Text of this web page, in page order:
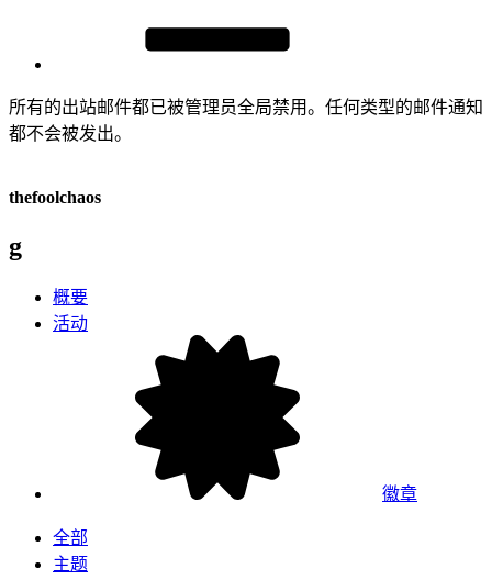
所有的出站邮件都已被管理员全局禁用。任何类型的邮件通知
都不会被发出。
thefoolchaos
g
概要
活动
徽章
全部
主题